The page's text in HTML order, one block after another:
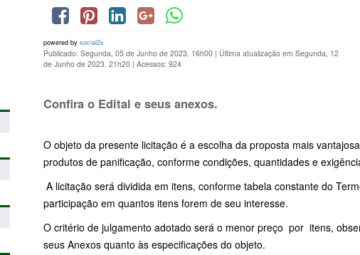
powered by social2s
Publicado: Segunda, 05 de Junho de 2023, 16h00 | Última atualização em Segunda, 12
de Junho de 2023, 21h20 | Acessos: 924
Confira o Edital e seus anexos.
O objeto da presente licitação é a escolha da proposta mais
produtos de panificação, conforme condições, quantidades e
A licitação será dividida em itens, conforme tabela constante do
participação em quantos itens forem de seu interesse.
O critério de julgamento adotado será o menor preço por itens,
seus Anexos quanto às especificações do objeto.